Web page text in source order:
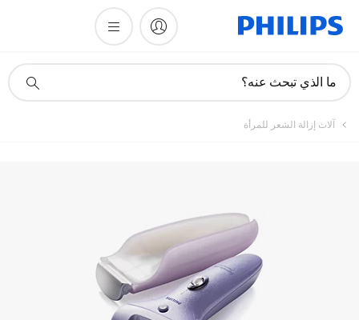
دعم
ما الذي تبحث عنه؟
آلات إزالة الشعر للمرأة